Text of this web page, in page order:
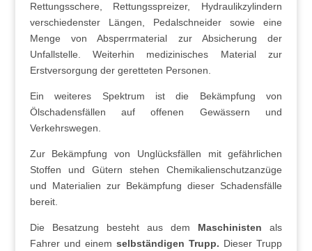
Rettungsschere, Rettungsspreizer, Hydraulikzylindern
verschiedenster Längen, Pedalschneider sowie eine
Menge von Absperrmaterial zur Absicherung der
Unfallstelle. Weiterhin medizinisches Material zur
Erstversorgung der geretteten Personen.
Ein weiteres Spektrum ist die Bekämpfung von
Ölschadensfällen auf offenen Gewässern und
Verkehrswegen.
Zur Bekämpfung von Unglücksfällen mit gefährlichen
Stoffen und Gütern stehen Chemikalienschutzanzüge
und Materialien zur Bekämpfung dieser Schadensfälle
bereit.
Die Besatzung besteht aus dem Maschinisten als
Fahrer und einem selbständigen Trupp. Dieser Trupp